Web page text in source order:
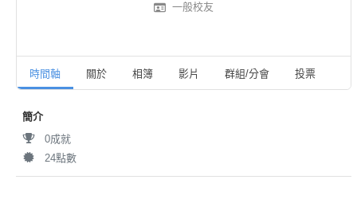
一般校友
時間軸 關於 相簿 影片 群組/分會 投票
簡介
0成就
24點數